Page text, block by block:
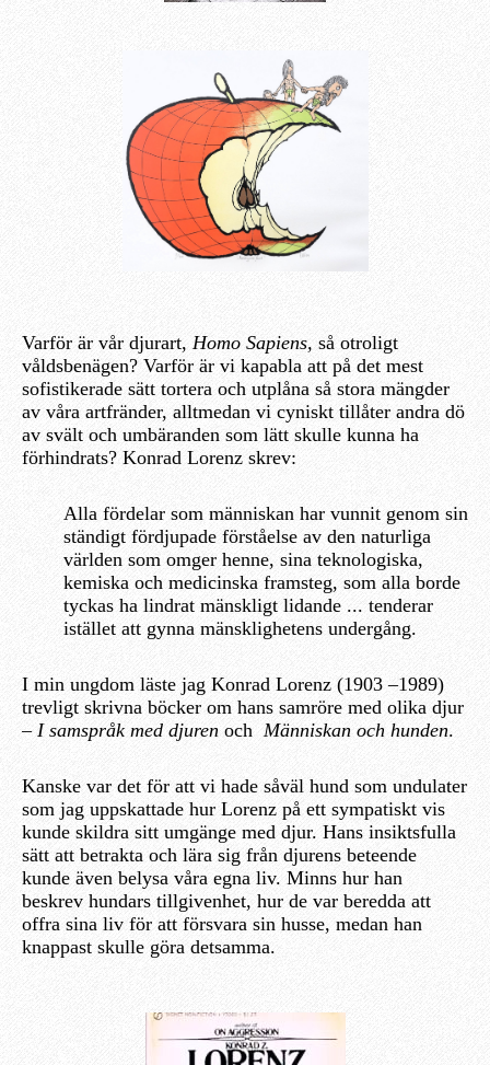
Varför är vår djurart, Homo Sapiens, så otroligt
våldsbenägen? Varför är vi kapabla att på det mest
sofistikerade sätt tortera och utplåna så stora mängder
av våra artfränder, alltmedan vi cyniskt tillåter andra dö
av svält och umbäranden som lätt skulle kunna ha
förhindrats? Konrad Lorenz skrev:
Alla fördelar som människan har vunnit genom sin
ständigt fördjupade förståelse av den naturliga
världen som omger henne, sina teknologiska,
kemiska och medicinska framsteg, som alla borde
tyckas ha lindrat mänskligt lidande ... tenderar
istället att gynna mänsklighetens undergång.
I min ungdom läste jag Konrad Lorenz (1903 –1989)
trevligt skrivna böcker om hans samröre med olika djur
– I samspråk med djuren ochMänniskan och hunden.
Kanske var det för att vi hade såväl hund som undulater
som jag uppskattade hur Lorenz på ett sympatiskt vis
kunde skildra sitt umgänge med djur. Hans insiktsfulla
sätt att betrakta och lära sig från djurens beteende
kunde även belysa våra egna liv. Minns hur han
beskrev hundars tillgivenhet, hur de var beredda att
offra sina liv för att försvara sin husse, medan han
knappast skulle göra detsamma.